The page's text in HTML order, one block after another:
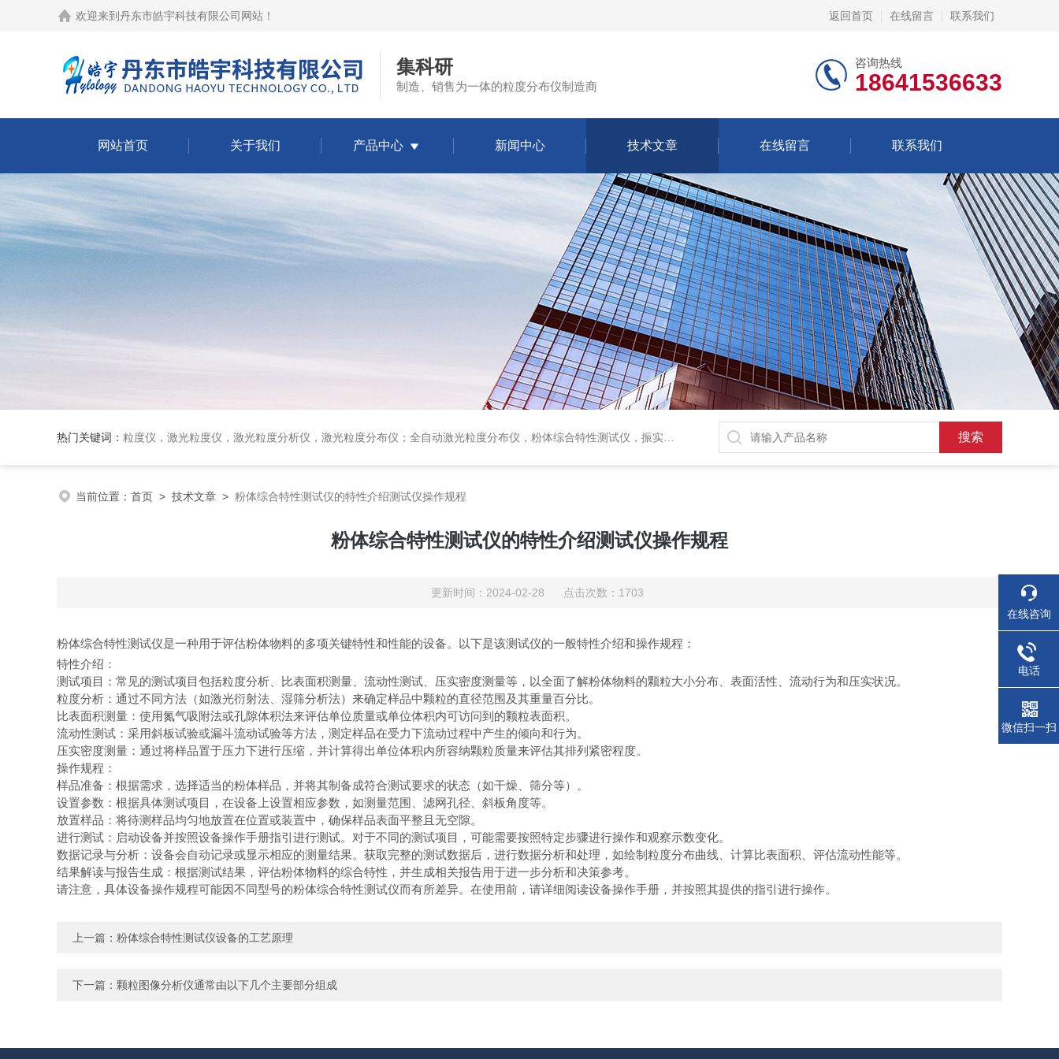
欢迎来到 丹东市皓宇科技有限公司网站 ！ 返回首页 在线留言 联系我们
集科研
制造、销售为一体的粒度分布仪制造商
咨询热线
18641536633
网站首页 关于我们 产品中心 新闻中心 技术文章 在线留言 联系我们
热门关键词： 粒度仪，激光粒度仪，激光粒度分析仪，激光粒度分布仪；全自动激光粒度分布仪，粉体综合特性测试仪，振实密度仪，霍尔流速计，自然堆积密度计，斯柯特容量计；
当前位置： 首页 > 技术文章 > 粉体综合特性测试仪的特性介绍测试仪操作规程
粉体综合特性测试仪的特性介绍测试仪操作规程
更新时间：2024-02-28 点击次数：1703
粉体综合特性测试仪是一种用于评估粉体物料的多项关键特性和性能的设备。以下是该测试仪的一般特性介绍和操作规程：
特性介绍：
测试项目：常见的测试项目包括粒度分析、比表面积测量、流动性测试、压实密度测量等，以全面了解粉体物料的颗粒大小分布、表面活性、流动行为和压实状况。
粒度分析：通过不同方法（如激光衍射法、湿筛分析法）来确定样品中颗粒的直径范围及其重量百分比。
比表面积测量：使用氮气吸附法或孔隙体积法来评估单位质量或单位体积内可访问到的颗粒表面积。
流动性测试：采用斜板试验或漏斗流动试验等方法，测定样品在受力下流动过程中产生的倾向和行为。
压实密度测量：通过将样品置于压力下进行压缩，并计算得出单位体积内所容纳颗粒质量来评估其排列紧密程度。
操作规程：
样品准备：根据需求，选择适当的粉体样品，并将其制备成符合测试要求的状态（如干燥、筛分等）。
设置参数：根据具体测试项目，在设备上设置相应参数，如测量范围、滤网孔径、斜板角度等。
放置样品：将待测样品均匀地放置在位置或装置中，确保样品表面平整且无空隙。
进行测试：启动设备并按照设备操作手册指引进行测试。对于不同的测试项目，可能需要按照特定步骤进行操作和观察示数变化。
数据记录与分析：设备会自动记录或显示相应的测量结果。获取完整的测试数据后，进行数据分析和处理，如绘制粒度分布曲线、计算比表面积、评估流动性能等。
结果解读与报告生成：根据测试结果，评估粉体物料的综合特性，并生成相关报告用于进一步分析和决策参考。
请注意，具体设备操作规程可能因不同型号的粉体综合特性测试仪而有所差异。在使用前，请详细阅读设备操作手册，并按照其提供的指引进行操作。
上一篇： 粉体综合特性测试仪设备的工艺原理
下一篇： 颗粒图像分析仪通常由以下几个主要部分组成
在线咨询
电话
微信扫一扫